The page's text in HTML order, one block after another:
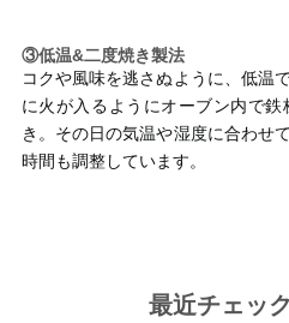
③低温&二度焼き製法
コクや風味を逃さぬように、低温
に火が入るようにオーブン内で
き。その日の気温や湿度に合わせ
時間も調整しています。
最近チェッ